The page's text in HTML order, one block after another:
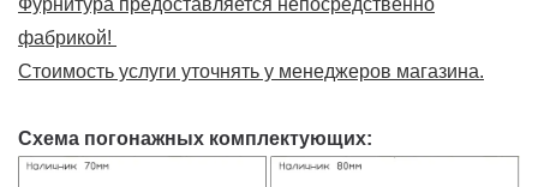
фабрикой!
Стоимость услуги уточнять у менеджеров магазина.
Схема погонажных комплектующих: